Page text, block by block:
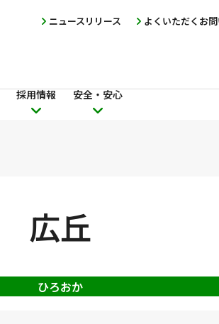
採用情報 安全・安心
よくいただくお
ニュースリリース
広丘
ひろおか